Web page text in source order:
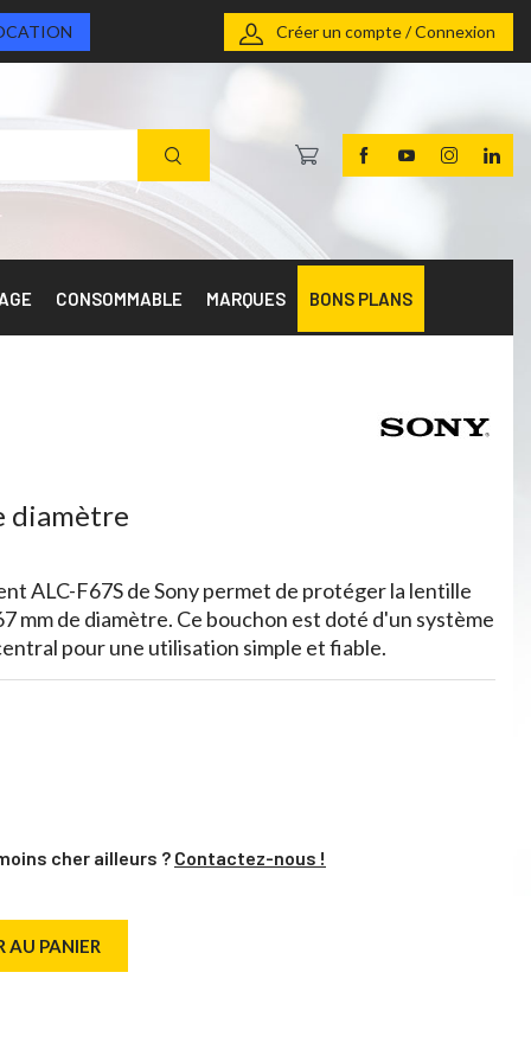
Créer un compte / Connexion
CONSOMMABLE MARQUES BONS PLANS
diamètre
ALC-F67S de Sony permet de protéger la lentille
mm de diamètre. Ce bouchon est doté d'un système
pour une utilisation simple et fiable.
cher ailleurs ? Contactez-nous !
AU PANIER